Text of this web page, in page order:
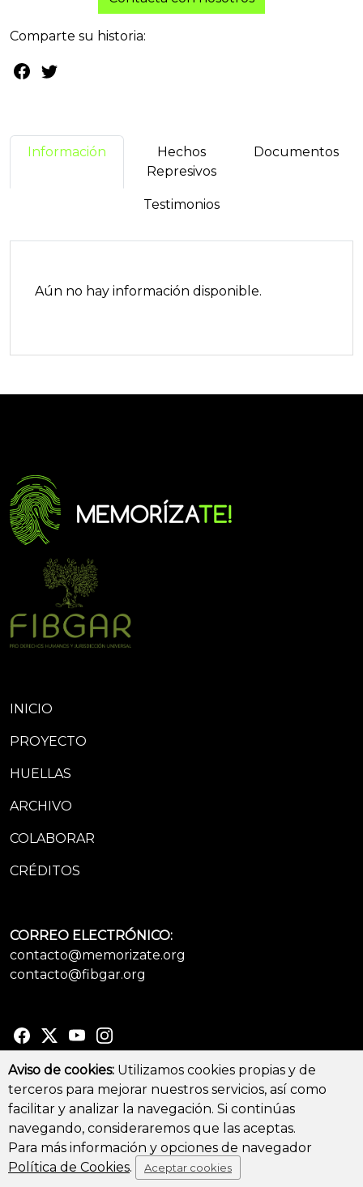
Comparte su historia:
Información
Hechos
Represivos
Documentos
Testimonios
Aún no hay información disponible.
INICIO
PROYECTO
HUELLAS
ARCHIVO
COLABORAR
CRÉDITOS
CORREO ELECTRÓNICO:
contacto@memorizate.org
contacto@fibgar.org
© Copyright 2026 - All Rights Reserved
Aviso legal y Política de privacidad -Política de cookies
Aviso de cookies: Utilizamos cookies propias y de
terceros para mejorar nuestros servicios, así como
facilitar y analizar la navegación. Si continúas
navegando, consideraremos que las aceptas.
Para más información y opciones de navegador
Política de Cookies. Aceptar cookies